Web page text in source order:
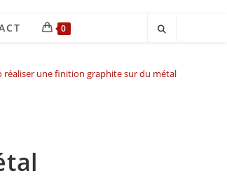
0
réaliser une finition graphite sur du métal